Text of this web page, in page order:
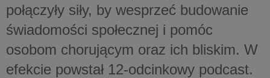
połączyły siły, by wesprzeć budowanie
świadomości społecznej i pomóc
osobom chorującym oraz ich bliskim. W
efekcie powstał 12-odcinkowy podcast.